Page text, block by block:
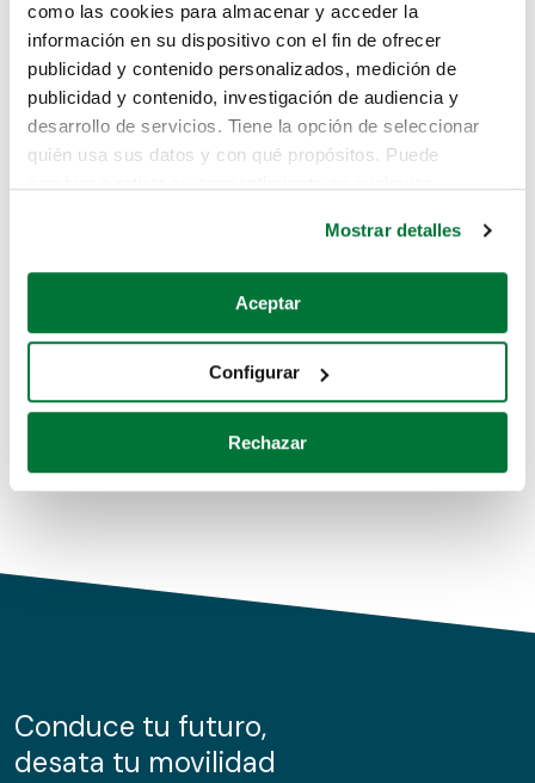
como las cookies para almacenar y acceder la
información en su dispositivo con el fin de ofrecer
publicidad y contenido personalizados, medición de
publicidad y contenido, investigación de audiencia y
desarrollo de servicios. Tiene la opción de seleccionar
quién usa sus datos y con qué propósitos. Puede
Si lo permite, también quisiéramos:
Recopilar información sobre su ubicación geográfica
Identificar su dispositivo analizándolo activamente
para buscar características específicas (huellas
Obtenga más información sobre cómo se procesan sus
de cookies.
información sobre el uso que haga del sitio web con
nuestros partners de redes sociales, publicidad y análisis
Mostrar detalles
Aceptar
Configurar
Rechazar
Lo sentimos, no sabemos como
te hemos traido hasta aquí.
Pero puedes encontrar el coche que estás
buscando en alguno de estos enlaces:
Coches de segunda mano
Coches de km0
Conduce tu futuro,
desata tu movilidad